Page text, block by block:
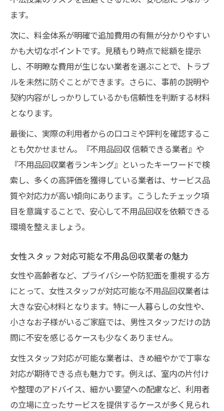
ます。
次に、料金体系が明確で追加費用の有無が分かりやすい
かも大切なポイントです。見積もり時点で総額を提示
し、不明瞭な費用が生じない業者を選ぶことで、トラブ
ルを未然に防ぐことができます。さらに、事前の説明や
契約内容がしっかりしているかも信頼性を判断する材料
となります。
最後に、実際の利用者からの口コミや評判を確認するこ
とも欠かせません。『不用品回収 信頼できる業者』や
『不用品回収業者ランキング』といったキーワードで検
索し、多くの高評価を獲得している業者は、サービス品
質や対応力が高い傾向にあります。こうしたチェック項
目を意識することで、安心して不用品回収を依頼できる
環境を整えましょう。
女性スタッフ対応可能な不用品回収業者の魅力
女性や高齢者など、プライバシーや防犯面を重視する方
にとって、女性スタッフが対応可能な不用品回収業者は
大きな安心材料となります。特に一人暮らしの女性や、
小さなお子様がいるご家庭では、男性スタッフだけの訪
問に不安を感じるケースも少なくありません。
女性スタッフ対応が可能な業者は、きめ細やかで丁寧な
対応が期待できる点も魅力です。例えば、室内の片付け
や整理のアドバイス、細かい要望への配慮など、利用者
の立場に立ったサービスを提供するケースが多く見られ